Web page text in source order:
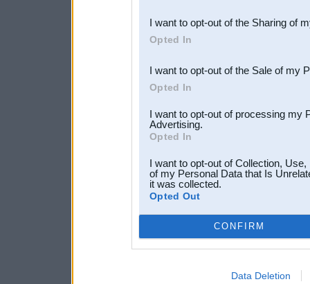
Downstream Participants
third parties.
I want to opt-out of the Sharing of
Opted In
I want to opt-out of the Sale of my
Opted In
I want to opt-out of processing my
Advertising.
Opted In
I want to opt-out of Collection,
of my Personal Data that Is
it was collected.
Opted Out
CONFIRM
Data Deletion